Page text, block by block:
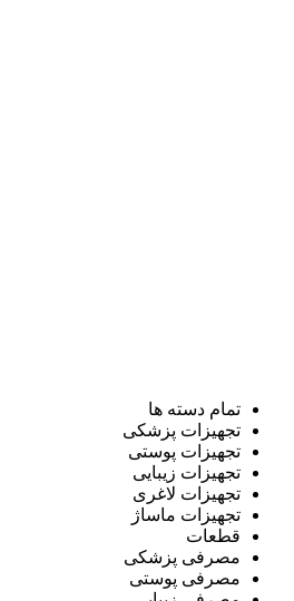
تمام دسته ها
تجهیزات پزشکی
تجهیزات پوستی
تجهیزات زیبایی
تجهیزات لاغری
تجهیزات ماساژ
قطعات
مصرفی پزشکی
مصرفی پوستی